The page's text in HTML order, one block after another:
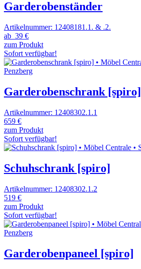
Garderobenständer
Artikelnummer: 12408181.1. & .2.
ab 39 €
zum Produkt
Sofort verfügbar!
Garderobenschrank [spiro]
Artikelnummer: 12408302.1.1
659 €
zum Produkt
Sofort verfügbar!
Schuhschrank [spiro]
Artikelnummer: 12408302.1.2
519 €
zum Produkt
Sofort verfügbar!
Garderobenpaneel [spiro]